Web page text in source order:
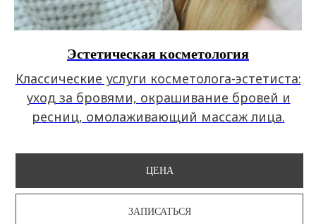
Эстетическая косметология
Классические услуги косметолога-эстетиста:
уход за бровями, окрашивание бровей и
ресниц, омолаживающий массаж лица.
ЦЕНА
ЗАПИСАТЬСЯ